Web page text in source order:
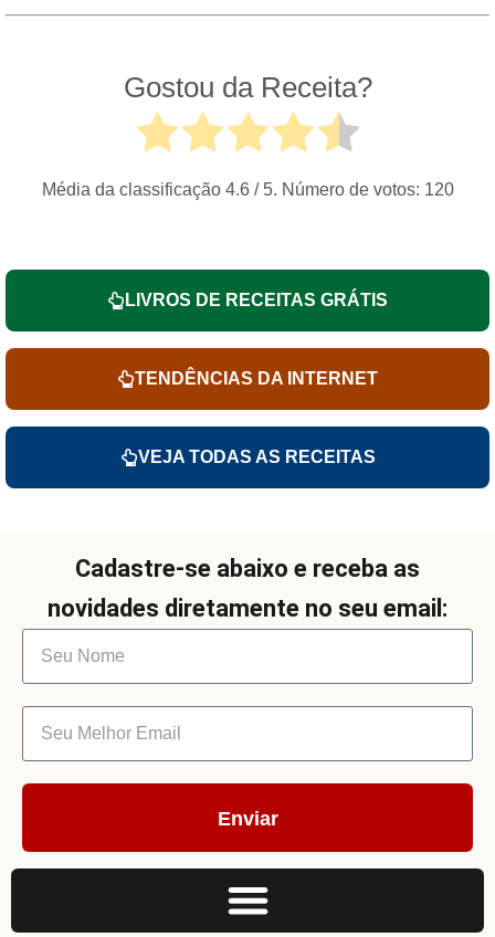
Gostou da Receita?
Média da classificação 4.6/ 5. Número de votos: 120
LIVROS DE RECEITAS GRÁTIS
TENDÊNCIAS DA INTERNET
VEJA TODAS AS RECEITAS
Cadastre-se abaixo e receba as
novidades diretamente no seu email:
Enviar